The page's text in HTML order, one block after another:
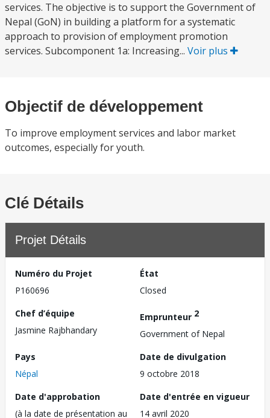
services. The objective is to support the Government of
Nepal (GoN) in building a platform for a systematic
approach to provision of employment promotion
services. Subcomponent 1a: Increasing... Voir plus
Objectif de développement
To improve employment services and labor market
outcomes, especially for youth.
Clé Détails
Projet Détails
Numéro du Projet
P160696
État
Closed
Chef d’équipe
Jasmine Rajbhandary
Emprunteur 2
Government of Nepal
Pays
Népal
Date de divulgation
9 octobre 2018
Date d'approbation
(à la date de présentation au
Date d'entrée en vigueur
14 avril 2020